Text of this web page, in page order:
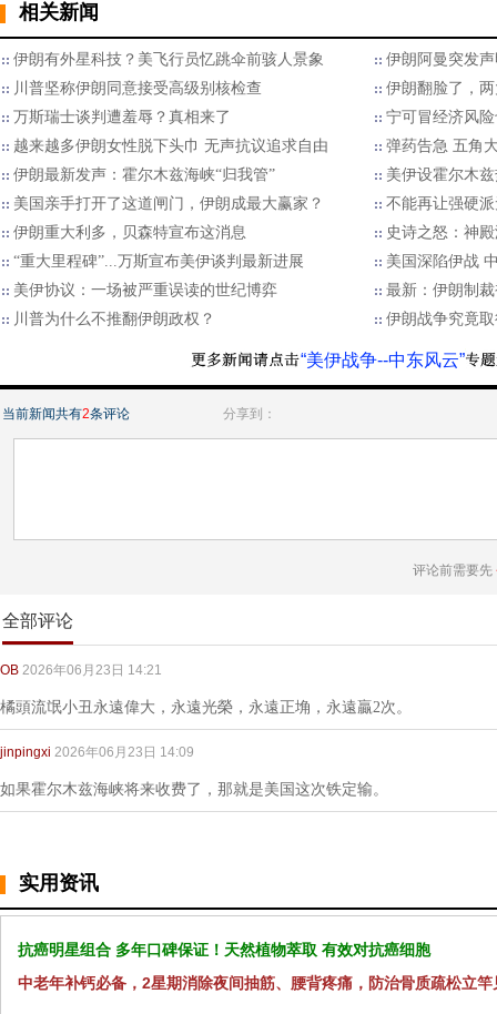
相关新闻
伊朗有外星科技？美飞行员忆跳伞前骇人景象
伊朗阿曼突发
川普坚称伊朗同意接受高级别核检查
伊朗翻脸了，
万斯瑞士谈判遭羞辱？真相来了
宁可冒经济风
越来越多伊朗女性脱下头巾 无声抗议追求自由
弹药告急 五角
伊朗最新发声：霍尔木兹海峡“归我管”
美伊设霍尔木
美国亲手打开了这道闸门，伊朗成最大赢家？
不能再让强硬
伊朗重大利多，贝森特宣布这消息
史诗之怒：神
“重大里程碑”...万斯宣布美伊谈判最新进展
美国深陷伊战
美伊协议：一场被严重误读的世纪博弈
最新：伊朗制
川普为什么不推翻伊朗政权？
伊朗战争究竟
“美伊战争--中东风云”
当前新闻共有2条评论 分享到：
评论前需要先
全部评论
OB 2026年06月23日 14:21
橘頭流氓小丑永遠偉大，永遠光榮，永遠正埆，永遠贏2次。
jinpingxi 2026年06月23日 14:09
如果霍尔木兹海峡将来收费了，那就是美国这次铁定输。
实用资讯
抗癌明星组合 多年口碑保证！天然植物萃取 有效对抗癌细胞
中老年补钙必备，2星期消除夜间抽筋、腰背疼痛，防治骨质疏松立竿